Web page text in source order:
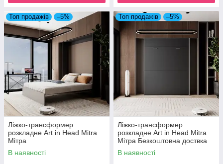
Топ продажів –5%
Ліжко-трансформер
розкладне Art in Head Mitra
Мітра
В наявності
Топ продажів –5%
Ліжко-трансформер
розкладне Art in Head Mitra
Мітра Безкоштовна доствка
В наявності